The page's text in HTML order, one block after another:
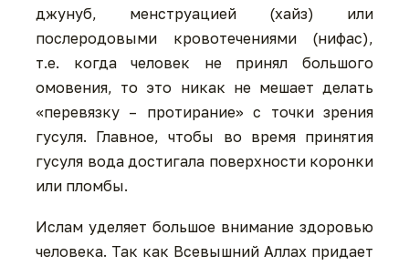
джунуб, менструацией (хайз) или
послеродовыми кровотечениями (нифас),
т.е. когда человек не принял большого
омовения, то это никак не мешает делать
«перевязку – протирание» с точки зрения
гусуля. Главное, чтобы во время принятия
гусуля вода достигала поверхности коронки
или пломбы.
Ислам уделяет большое внимание здоровью
человека. Так как Всевышний Аллах придает